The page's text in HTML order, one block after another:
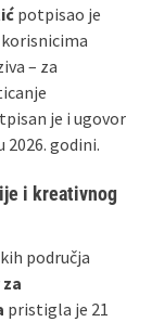
potpisao je
– za
je i ugovor
godini.
i kreativnog
područja
pristigla je 21